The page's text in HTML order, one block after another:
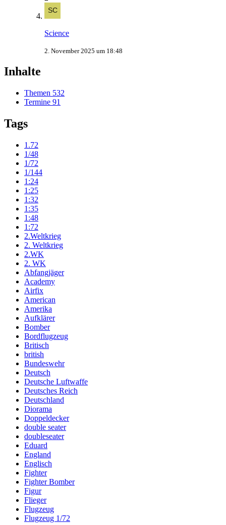
Science
2. November 2025 um 18:48
Inhalte
Themen 532
Termine 91
Tags
1.72
1/48
1/72
1/144
1:24
1:25
1:32
1:35
1:48
1:72
2.Weltkrieg
2. Weltkrieg
2.WK
2. WK
Abfangjäger
Academy
Airfix
American
Amerika
Aufklärer
Bomber
Bordflugzeug
Britisch
british
Bundeswehr
Deutsch
Deutsche Luftwaffe
Deutsches Reich
Deutschland
Diorama
Doppeldecker
double seater
doubleseater
Eduard
England
Englisch
Fighter
Fighter Bomber
Figur
Flieger
Flugzeug
Flugzeug 1/72